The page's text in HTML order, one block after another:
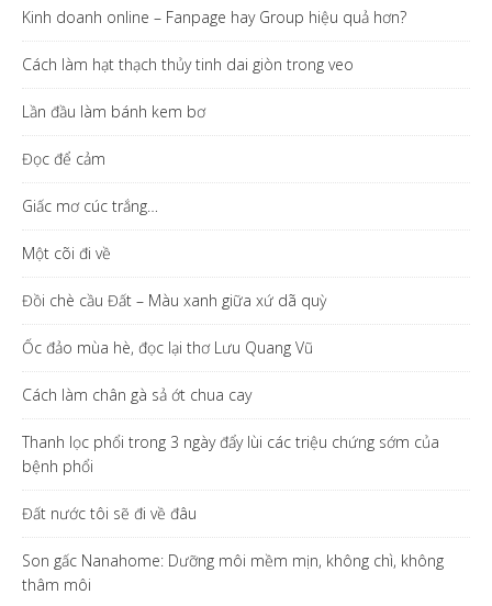
Kinh doanh online – Fanpage hay Group hiệu quả hơn?
Cách làm hạt thạch thủy tinh dai giòn trong veo
Lần đầu làm bánh kem bơ
Đọc để cảm
Giấc mơ cúc trắng…
Một cõi đi về
Đồi chè cầu Đất – Màu xanh giữa xứ dã quỳ
Ốc đảo mùa hè, đọc lại thơ Lưu Quang Vũ
Cách làm chân gà sả ớt chua cay
Thanh lọc phổi trong 3 ngày đẩy lùi các triệu chứng sớm của
bệnh phổi
Đất nước tôi sẽ đi về đâu
Son gấc Nanahome: Dưỡng môi mềm mịn, không chì, không
thâm môi